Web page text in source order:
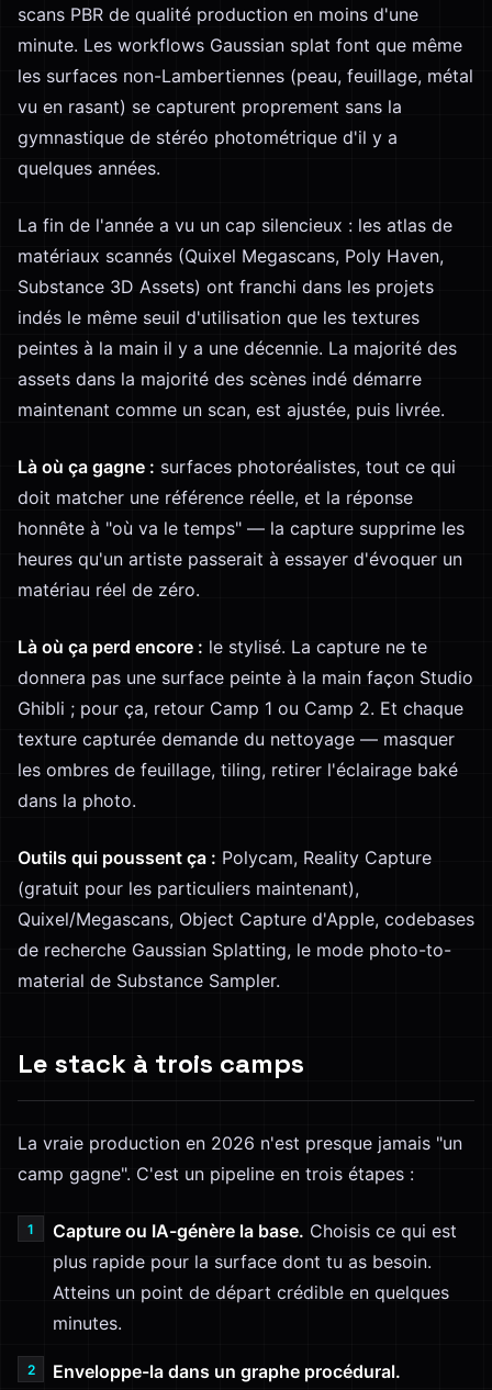
scans PBR de qualité production en moins d'une
minute. Les workflows Gaussian splat font que même
les surfaces non-Lambertiennes (peau, feuillage, métal
vu en rasant) se capturent proprement sans la
gymnastique de stéréo photométrique d'il y a
quelques années.
La fin de l'année a vu un cap silencieux : les atlas de
matériaux scannés (Quixel Megascans, Poly Haven,
Substance 3D Assets) ont franchi dans les projets
indés le même seuil d'utilisation que les textures
peintes à la main il y a une décennie. La majorité des
assets dans la majorité des scènes indé démarre
maintenant comme un scan, est ajustée, puis livrée.
Là où ça gagne : surfaces photoréalistes, tout ce qui
doit matcher une référence réelle, et la réponse
honnête à "où va le temps" — la capture supprime les
heures qu'un artiste passerait à essayer d'évoquer un
matériau réel de zéro.
Là où ça perd encore : le stylisé. La capture ne te
donnera pas une surface peinte à la main façon Studio
Ghibli ; pour ça, retour Camp 1 ou Camp 2. Et chaque
texture capturée demande du nettoyage — masquer
les ombres de feuillage, tiling, retirer l'éclairage baké
dans la photo.
Outils qui poussent ça : Polycam, Reality Capture
(gratuit pour les particuliers maintenant),
Quixel/Megascans, Object Capture d'Apple, codebases
de recherche Gaussian Splatting, le mode photo-to-
material de Substance Sampler.
Le stack à trois camps
La vraie production en 2026 n'est presque jamais "un
camp gagne". C'est un pipeline en trois étapes :
Capture ou IA-génère la base. Choisis ce qui est
plus rapide pour la surface dont tu as besoin.
Atteins un point de départ crédible en quelques
minutes.
Enveloppe-la dans un graphe procédural.